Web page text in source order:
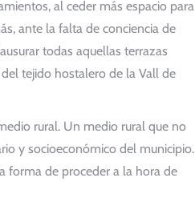
al ceder más espacio para
ante la falta de conciencia de
todas aquellas terrazas
tejido hostalero de la Vall de
rural. Un medio rural que no
y socioeconómico del municipio.
forma de proceder a la hora de